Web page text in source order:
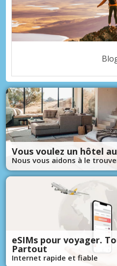
Vous voulez un hôtel
Nous vous aidons à le
eSIMs pour voyager.
Partout
Internet rapide et fiable